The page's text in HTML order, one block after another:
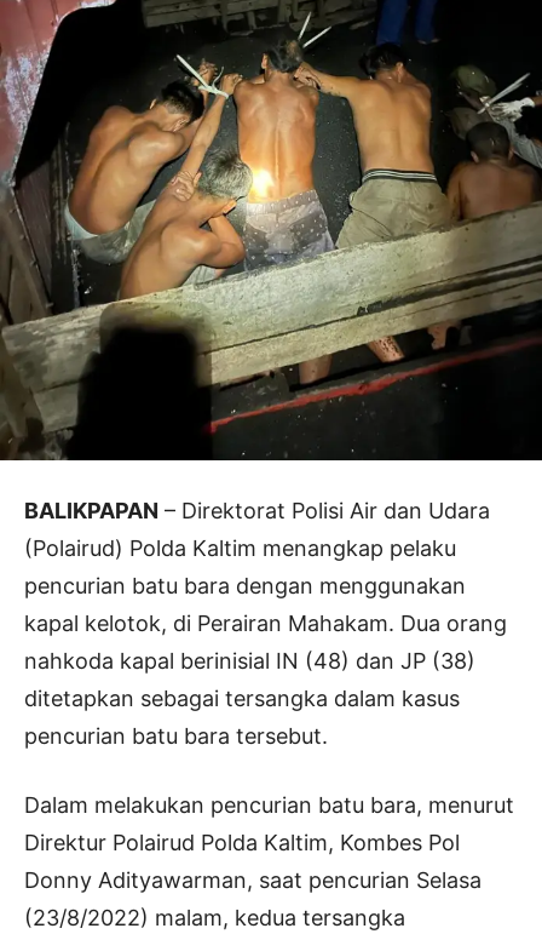
BALIKPAPAN – Direktorat Polisi Air dan Udara
(Polairud) Polda Kaltim menangkap pelaku
pencurian batu bara dengan menggunakan
kapal kelotok, di Perairan Mahakam. Dua orang
nahkoda kapal berinisial IN (48) dan JP (38)
ditetapkan sebagai tersangka dalam kasus
pencurian batu bara tersebut.
Dalam melakukan pencurian batu bara, menurut
Direktur Polairud Polda Kaltim, Kombes Pol
Donny Adityawarman, saat pencurian Selasa
(23/8/2022) malam, kedua tersangka